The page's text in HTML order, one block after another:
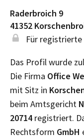
Raderbroich 9
41352
Für
Das Profil wurde
Die Firma Office
mit Sitz in
beim Amtsgericht
20714 registriert.
Rechtsform GmbH